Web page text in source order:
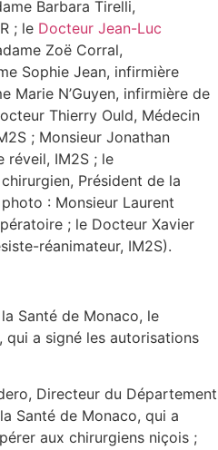
Barbara Tirelli,
; le Docteur Jean-Luc
Zoë Corral,
Sophie Jean, infirmière
Marie N’Guyen, infirmière de
Thierry Ould, Médecin
; Monsieur Jonathan
réveil, IM2S ; le
Président de la
: Monsieur Laurent
; le Docteur Xavier
réanimateur, IM2S).
Santé de Monaco, le
qui a signé les autorisations
Directeur du Département
Santé de Monaco, qui a
aux chirurgiens niçois ;